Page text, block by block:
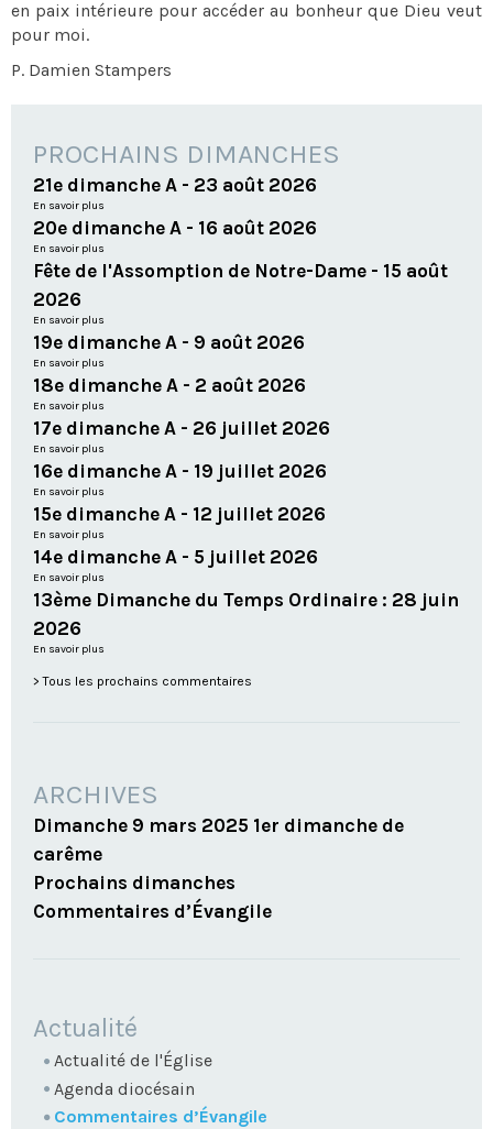
en paix intérieure pour accéder au bonheur que Dieu veut
pour moi.
P. Damien Stampers
PROCHAINS DIMANCHES
21e dimanche A - 23 août 2026
En savoir plus
20e dimanche A - 16 août 2026
En savoir plus
Fête de l'Assomption de Notre-Dame - 15 août
2026
En savoir plus
19e dimanche A - 9 août 2026
En savoir plus
18e dimanche A - 2 août 2026
En savoir plus
17e dimanche A - 26 juillet 2026
En savoir plus
16e dimanche A - 19 juillet 2026
En savoir plus
15e dimanche A - 12 juillet 2026
En savoir plus
14e dimanche A - 5 juillet 2026
En savoir plus
13ème Dimanche du Temps Ordinaire : 28 juin
2026
En savoir plus
Tous les prochains commentaires
ARCHIVES
Dimanche 9 mars 2025 1er dimanche de
carême
Prochains dimanches
Commentaires d’Évangile
NAVIGATION
Actualité
Actualité de l'Église
Agenda diocésain
Commentaires d’Évangile